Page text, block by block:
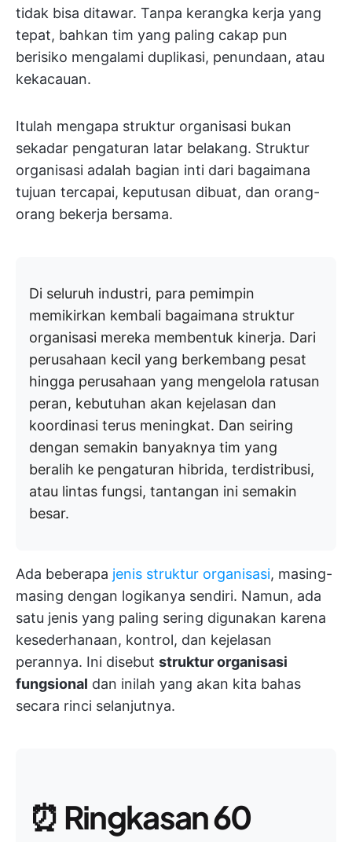
tidak bisa ditawar. Tanpa kerangka kerja yang
tepat, bahkan tim yang paling cakap pun
berisiko mengalami duplikasi, penundaan, atau
kekacauan.
Itulah mengapa struktur organisasi bukan
sekadar pengaturan latar belakang. Struktur
organisasi adalah bagian inti dari bagaimana
tujuan tercapai, keputusan dibuat, dan orang-
orang bekerja bersama.
Di seluruh industri, para pemimpin
memikirkan kembali bagaimana struktur
organisasi mereka membentuk kinerja. Dari
perusahaan kecil yang berkembang pesat
hingga perusahaan yang mengelola ratusan
peran, kebutuhan akan kejelasan dan
koordinasi terus meningkat. Dan seiring
dengan semakin banyaknya tim yang
beralih ke pengaturan hibrida, terdistribusi,
atau lintas fungsi, tantangan ini semakin
besar.
Ada beberapa jenis struktur organisasi, masing-
masing dengan logikanya sendiri. Namun, ada
satu jenis yang paling sering digunakan karena
kesederhanaan, kontrol, dan kejelasan
perannya. Ini disebut struktur organisasi
fungsional dan inilah yang akan kita bahas
secara rinci selanjutnya.
⏰ Ringkasan 60